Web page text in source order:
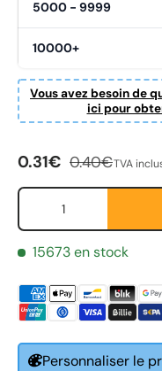
5000 - 9999
10000+
Vous avez besoin de
ici pour
Fornavn
Etternavn *
E-post *
Prix soldé
0.31€ Prix habituel
0.40€TVA
Qté
15673 en stock
Personnaliser le